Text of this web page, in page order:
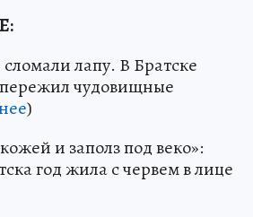
лапу. В Братске
чудовищные
)
и заполз под веко»:
год жила с червем в лице